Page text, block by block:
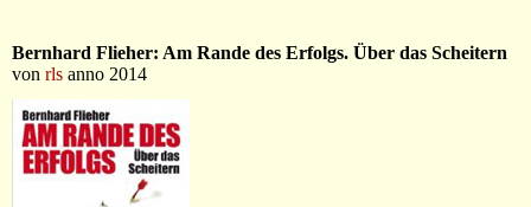
Bernhard Flieher: Am Rande des Erfolgs. Über das Scheitern
von rls anno 2014